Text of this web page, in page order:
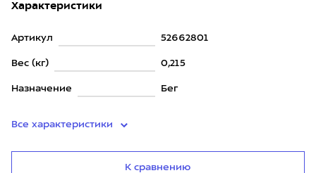
Характеристики
Артикул 52662801
Вес (кг) 0,215
Назначение Бег
Все характеристики
К сравнению